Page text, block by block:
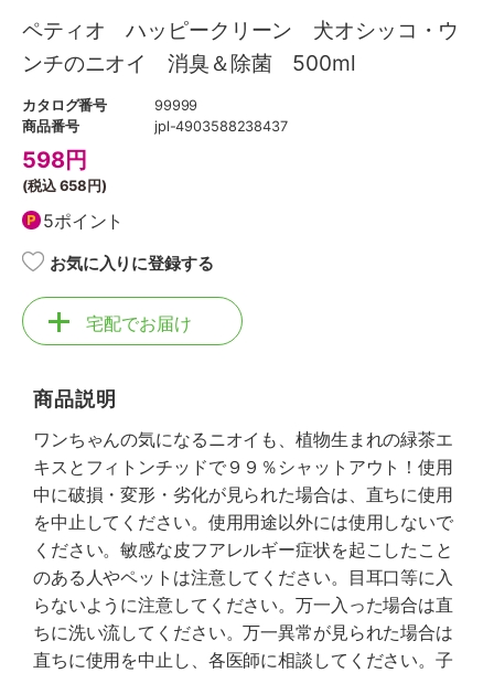
ペティオ ハッピークリーン 犬オシッコ・ウ
ンチのニオイ 消臭＆除菌 500ml
カタログ番号
99999
商品番号
jpl-4903588238437
598円
(税込658円)
5ポイント
お気に入りに登録する
宅配でお届け
商品説明
ワンちゃんの気になるニオイも、植物生まれの緑茶エ
キスとフィトンチッドで９９％シャットアウト！使用
中に破損・変形・劣化が見られた場合は、直ちに使用
を中止してください。使用用途以外には使用しないで
ください。敏感な皮フアレルギー症状を起こしたこと
のある人やペットは注意してください。目耳口等に入
らないように注意してください。万一入った場合は直
ちに洗い流してください。万一異常が見られた場合は
直ちに使用を中止し、各医師に相談してください。子